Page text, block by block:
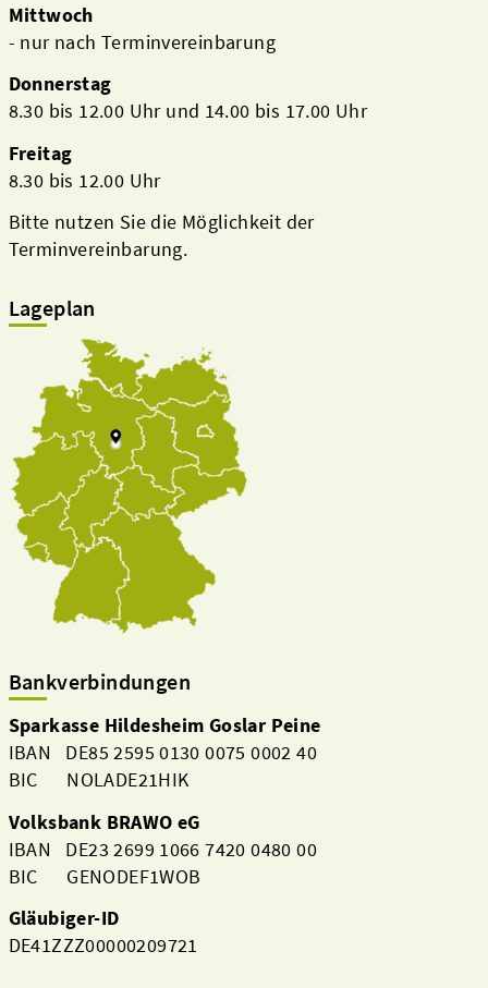
Mittwoch
- nur nach Terminvereinbarung
Donnerstag
8.30 bis 12.00 Uhr und 14.00 bis 17.00 Uhr
Freitag
8.30 bis 12.00 Uhr
Bitte nutzen Sie die Möglichkeit der
Terminvereinbarung.
Lageplan
Bankverbindungen
Sparkasse Hildesheim Goslar Peine
IBAN DE85 2595 0130 0075 0002 40
BIC NOLADE21HIK
Volksbank BRAWO eG
IBAN DE23 2699 1066 7420 0480 00
BIC GENODEF1WOB
Gläubiger-ID
DE41ZZZ00000209721